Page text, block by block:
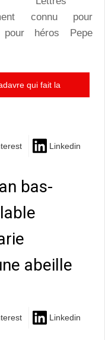
connu pour
héros Pepe
qui fait la
Linkedin
bas-
abeille
Linkedin